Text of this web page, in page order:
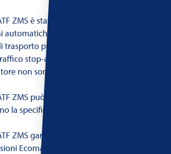
ZMS è stato sviluppato appositamente per
automatiche ZF heavy-duty utilizzate ad
trasporto pubblico locale e regionale. Carichi
stop-and-go e il frequente
non sono un problema per RAVENOL ATF
ZMS può essere miscelato con tutti i tipi di
la specifica ZF TE-ML 04D.
ZMS garantisce intervalli di cambio olio e
Ecomat su autobus fino a 150.000 km o